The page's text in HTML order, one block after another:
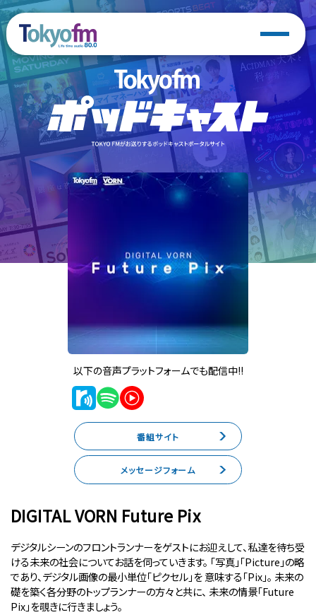
以下の音声プラットフォームでも配信中!!
番組サイト
メッセージフォーム
DIGITAL VORN Future Pix
デジタルシーンのフロントランナーをゲストにお迎えして、私達を待ち受
ける未来の社会についてお話を伺っていきます。 「写真」「Picture」の略
であり、デジタル画像の最小単位「ピクセル」を 意味する「Pix」。 未来の
礎を築く各分野のトップランナーの方々と共に、 未来の情景「Future
Pix」を覗きに行きましょう。